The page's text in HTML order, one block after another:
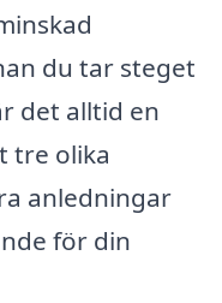
du tar steget
det alltid en
tre olika
anledningar
för din